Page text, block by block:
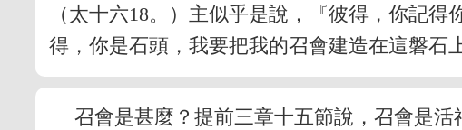
（太十六18。）主似乎是說，『彼得，你記
得，你是石頭，我要把我的召會建造在這磐石
召會是甚麼？提前三章十五節說，召會是